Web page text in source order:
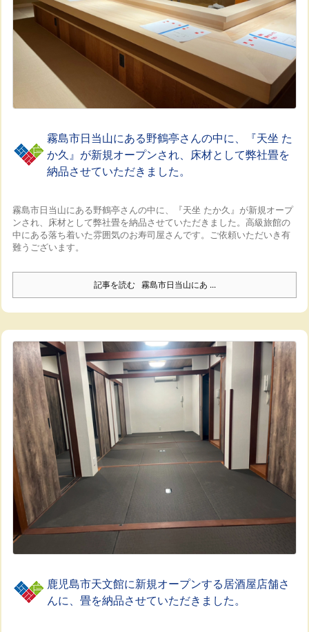
霧島市日当山にある野鶴亭さんの中に、『天坐 た
か久』が新規オープンされ、床材として弊社畳を
納品させていただきました。
霧島市日当山にある野鶴亭さんの中に、『天坐 たか久』が新規オープ
ンされ、床材として弊社畳を納品させていただきました。 高級旅館の
中にある落ち着いた雰囲気のお寿司屋さんです。
ご依頼いただいき有
難うございます。
記事を読む 霧島市日当山にあ ...
鹿児島市天文館に新規オープンする居酒屋店舗さ
んに、畳を納品させていただきました。